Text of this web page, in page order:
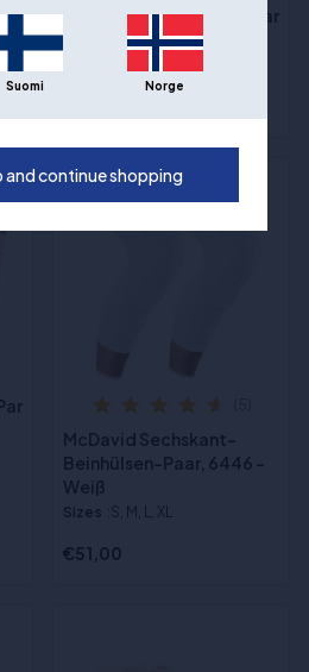
McDavid Schießhülsen Par
6566 - Schwarz
McDavid Sechskant-
Beinhülsen-Paar, 6446 -
Weiß
Sizes :S, M, L, XL
€51,00
Suomi Norge
and continue shopping